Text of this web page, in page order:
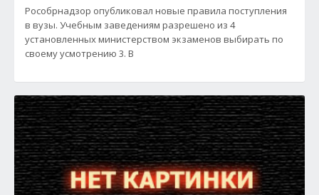
Рособрнадзор опубликовал новые правила поступления
в вузы. Учебным заведениям разрешено из 4
установленных министерством экзаменов выбирать по
своему усмотрению 3. В